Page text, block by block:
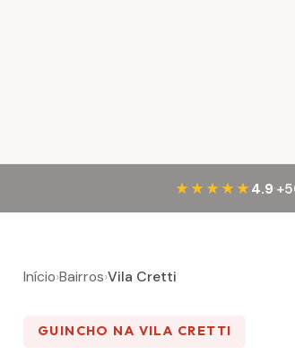
★★★★★ 4.9·
Início›Bairros›Vila Cretti
GUINCHO NA VILA CRETTI